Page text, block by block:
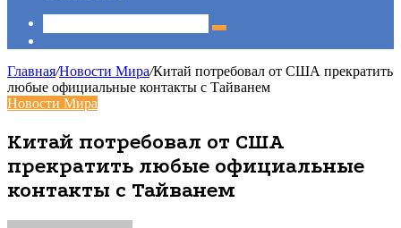
Главная/Новости Мира/Китай потребовал от США прекратить
любые официальные контакты с Тайванем
Новости Мира
Китай потребовал от США
прекратить любые официальные
контакты с Тайванем